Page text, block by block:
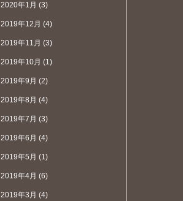
2020年1月 (3)
2019年12月 (4)
2019年11月 (3)
2019年10月 (1)
2019年9月 (2)
2019年8月 (4)
2019年7月 (3)
2019年6月 (4)
2019年5月 (1)
2019年4月 (6)
2019年3月 (4)